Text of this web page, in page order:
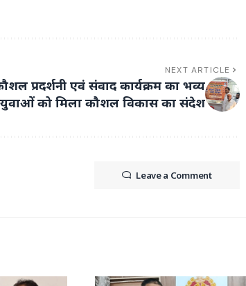
NEXT ARTICLE
प्रदर्शनी एवं संवाद कार्यक्रम का भव्य
को मिला कौशल विकास का संदेश
Leave a Comment